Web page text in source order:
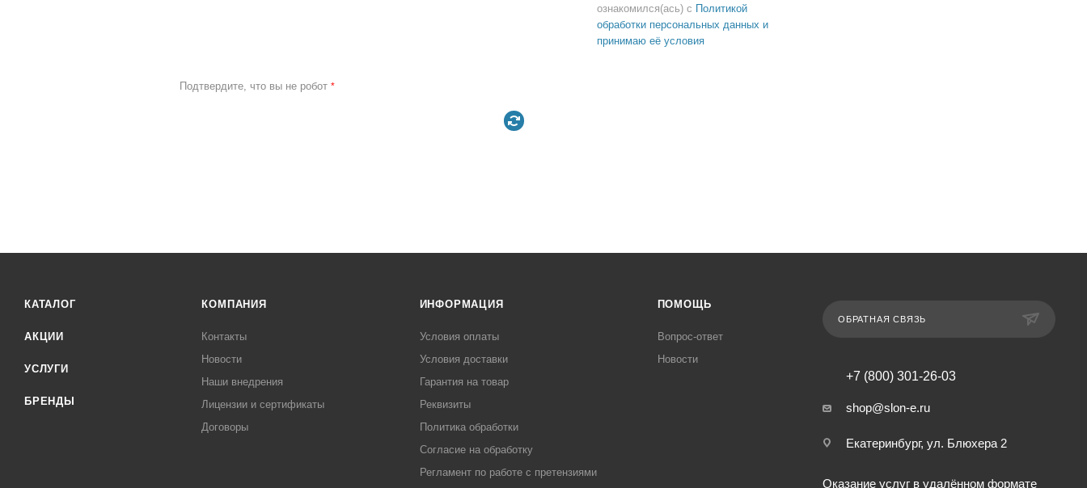
ознакомился(ась) с Политикой
обработки персональных данных и
принимаю её условия
Подтвердите, что вы не робот *
КАТАЛОГ
АКЦИИ
УСЛУГИ
БРЕНДЫ
КОМПАНИЯ
Контакты
Новости
Наши внедрения
Лицензии и сертификаты
Договоры
ИНФОРМАЦИЯ
Условия оплаты
Условия доставки
Гарантия на товар
Реквизиты
Политика обработки
Согласие на обработку
Регламент по работе с претензиями
ПОМОЩЬ
Вопрос-ответ
Новости
ОБРАТНАЯ СВЯЗЬ
+7 (800) 301-26-03
shop@slon-e.ru
Екатеринбург, ул. Блюхера 2
Оказание услуг в удалённом формате